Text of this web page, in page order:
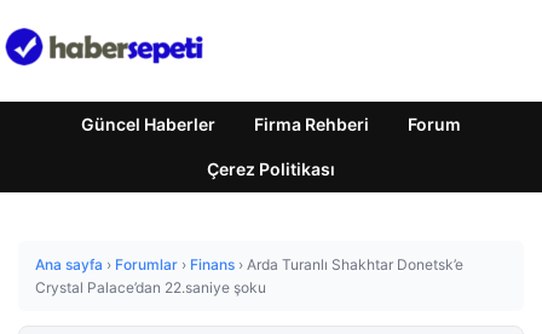
Güncel Haberler Firma Rehberi Forum
Çerez Politikası
Ana sayfa › Forumlar › Finans › Arda Turanlı Shakhtar Donetsk’e
Crystal Palace’dan 22.saniye şoku